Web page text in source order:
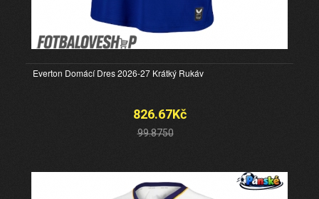
Everton Domácí Dres 2026-27 Krátký Rukáv
826.67Kč
99.8750